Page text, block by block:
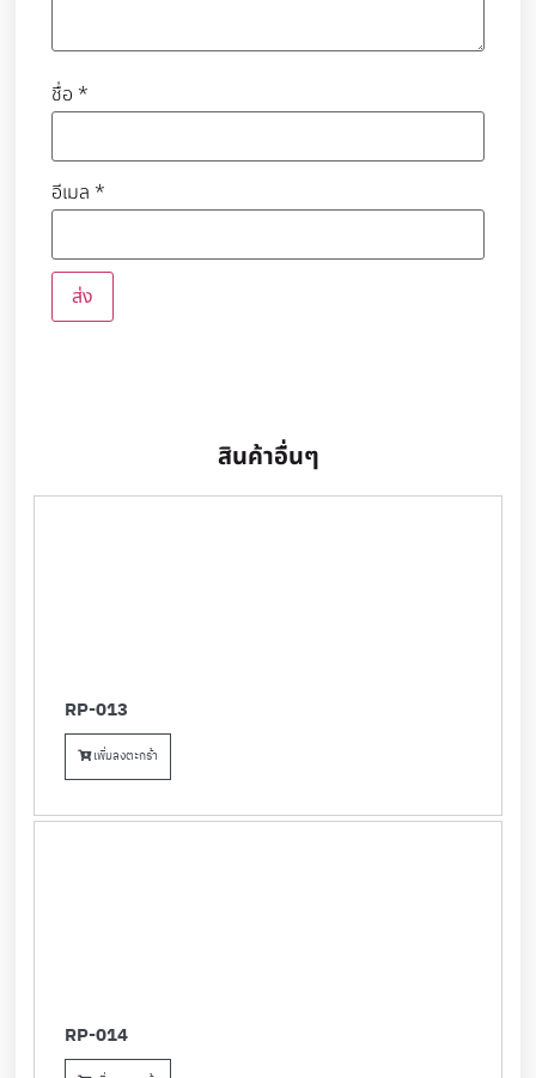
ชื่อ *
อีเมล *
สินค้าอื่นๆ
RP-013
เพิ่มลงตะกร้า
RP-014